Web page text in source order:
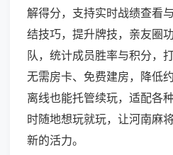
解得分，支持实时战绩查看
结技巧，提升牌技，亲友圈
队，统计成员胜率与积分，
无需房卡、免费建房，降低
离线也能托管续玩，适配各
时随地想玩就玩，让河南麻
新的活力。